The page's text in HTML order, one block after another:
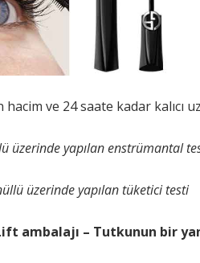
hacim ve 24 saate kadar kalıcı
üzerinde yapılan enstrümantal
üzerinde yapılan tüketici testi
ambalajı – Tutkunun bir